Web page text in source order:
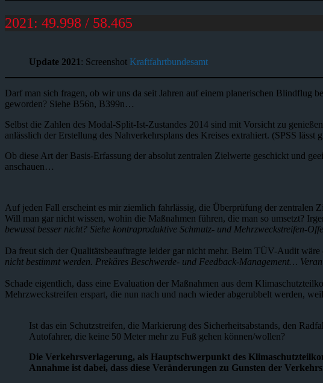
2021: 49.998 / 58.465
Update 2021 : Screenshot Kraftfahrtbundesamt
Darf man sich fragen, ob wir uns da seit Jahren auf einem planerischen Blindflug
geworden? Siehe B56n, B399n…
Selbst die Zahlen des Modal-Split-Ist-Zustandes 2014 sind mit Vorsicht zu
anlässlich der Erstellung des Nahverkehrsplans des Kreises extrahiert. (SPSS lässt
Ob diese Art der Basis-Erfassung der absolut zentralen Zielwerte geschickt und
anschauen…
Auf jeden Fall erscheint es mir ziemlich fahrlässig, die Überprüfung der zentralen
Will man gar nicht wissen, wohin die Maßnahmen führen, die man so umsetzt?
bewusst besser nicht? Siehe kontraproduktive Schmutz- und Mehrzweckstreifen-
Da freut sich der Qualitätsbeauftragte leider gar nicht mehr. Beim TÜV-Audit
nicht bestimmt werden. Prekäres Beschwerde- und Feedback-Management…
Schade eigentlich, dass eine Evaluation der Maßnahmen aus dem
Mehrzweckstreifen erspart, die nun nach und nach wieder abgerubbelt werden,
Ist das ein Schutzstreifen, die Markierung des Sicherheitsabstands, den
Autofahrer, die keine 50 Meter mehr zu Fuß gehen können/wollen?
Die Verkehrsverlagerung, als Hauptschwerpunkt des
Annahme ist dabei, dass diese Veränderungen zu Gunsten der